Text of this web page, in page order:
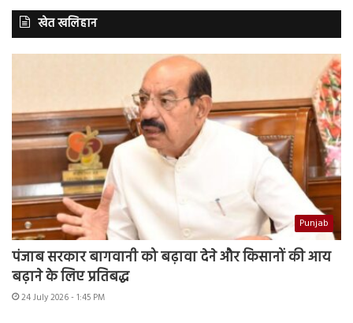
खेत खलिहान
Punjab
पंजाब सरकार बागवानी को बढ़ावा देने और किसानों की आय
बढ़ाने के लिए प्रतिबद्ध
24 July 2026 - 1:45 PM